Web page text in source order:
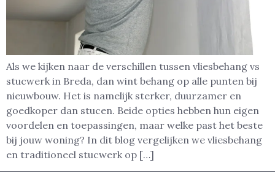
Als we kijken naar de verschillen tussen vliesbehang vs
stucwerk in Breda, dan wint behang op alle punten bij
nieuwbouw. Het is namelijk sterker, duurzamer en
goedkoper dan stucen. Beide opties hebben hun eigen
voordelen en toepassingen, maar welke past het beste
bij jouw woning? In dit blog vergelijken we vliesbehang
en traditioneel stucwerk op […]